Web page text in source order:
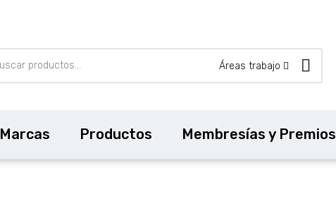
Áreas trabajo
Marcas Productos Membresías y Premios